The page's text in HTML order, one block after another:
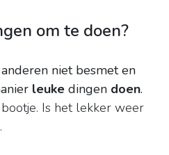
om te doen?
niet besmet en
leuke dingen doen.
Is het lekker weer